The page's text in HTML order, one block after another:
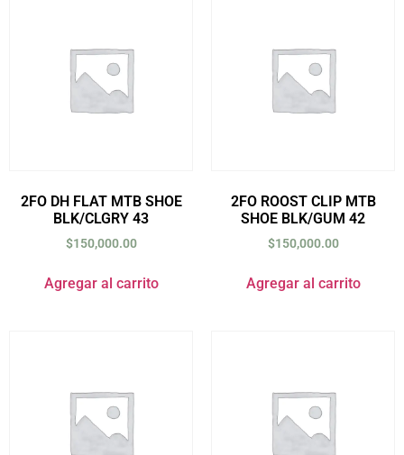
2FO DH FLAT MTB SHOE
BLK/CLGRY 43
$150,000.00
Agregar al carrito
2FO ROOST CLIP MTB
SHOE BLK/GUM 42
$150,000.00
Agregar al carrito